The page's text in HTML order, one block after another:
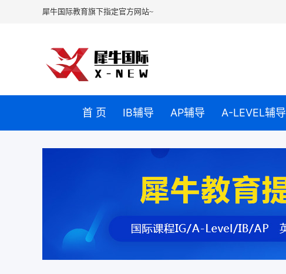
犀牛国际教育旗下指定官方网站~
首 页 IB辅导 AP辅导 A-LEVEL辅导